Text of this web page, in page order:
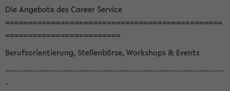
Die Angebote des Career Service
===============================================
=========================
Berufsorientierung, Stellenbörse, Workshops & Events
-----------------------------------------------------------------------
-